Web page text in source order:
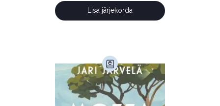
Lisa järjekorda